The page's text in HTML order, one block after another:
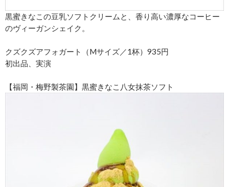
黒蜜きなこの豆乳ソフトクリームと、香り高い濃厚なコーヒー
のヴィーガンシェイク。
クズクズアフォガート（Mサイズ／1杯）935円
初出品、実演
【福岡・梅野製茶園】黒蜜きなこ八女抹茶ソフト